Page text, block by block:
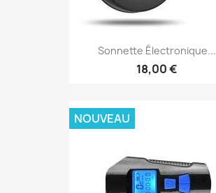
Sonnette Électronique...
18,00 €
NOUVEAU